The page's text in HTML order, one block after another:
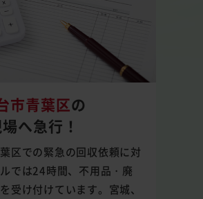
市青葉区の
へ急行！
区での緊急の回収依頼に対
では24時間、不用品・廃
受け付けています。宮城、